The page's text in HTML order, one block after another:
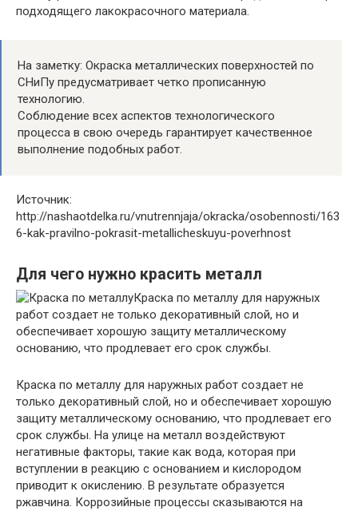
подходящего лакокрасочного материала.
На заметку: Окраска металлических поверхностей по
СНиПу предусматривает четко прописанную
технологию.
Соблюдение всех аспектов технологического
процесса в свою очередь гарантирует качественное
выполнение подобных работ.
Источник:
http://nashaotdelka.ru/vnutrennjaja/okracka/osobennosti/163
6-kak-pravilno-pokrasit-metallicheskuyu-poverhnost
Для чего нужно красить металл
Краска по металлу для наружных
работ создает не только декоративный слой, но и
обеспечивает хорошую защиту металлическому
основанию, что продлевает его срок службы.
Краска по металлу для наружных работ создает не
только декоративный слой, но и обеспечивает хорошую
защиту металлическому основанию, что продлевает его
срок службы. На улице на металл воздействуют
негативные факторы, такие как вода, которая при
вступлении в реакцию с основанием и кислородом
приводит к окислению. В результате образуется
ржавчина. Коррозийные процессы сказываются на